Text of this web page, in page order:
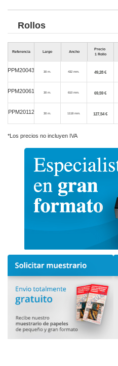
Rollos
Referencia Largo Ancho
Precio
1 Rollo
PPM20043 30 m. 432 mm. 49,28 €
PPM20061 30 m. 610 mm. 69,59 €
PPM20112 30 m. 1118 mm. 127,54 €
*Los precios no incluyen IVA